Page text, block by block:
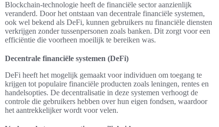
Blockchain-technologie heeft de financiële sector aanzienlijk
veranderd. Door het ontstaan van decentrale financiële systemen,
ook wel bekend als DeFi, kunnen gebruikers nu financiële diensten
verkrijgen zonder tussenpersonen zoals banken. Dit zorgt voor een
efficiëntie die voorheen moeilijk te bereiken was.
Decentrale financiële systemen (DeFi)
DeFi heeft het mogelijk gemaakt voor individuen om toegang te
krijgen tot populaire financiële producten zoals leningen, rentes en
handelsopties. De decentralisatie in deze systemen verhoogt de
controle die gebruikers hebben over hun eigen fondsen, waardoor
het aantrekkelijker wordt voor velen.